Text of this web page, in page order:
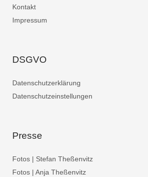
Kontakt
Impressum
DSGVO
Datenschutzerklärung
Datenschutzeinstellungen
Presse
Fotos | Stefan Theßenvitz
Fotos | Anja Theßenvitz